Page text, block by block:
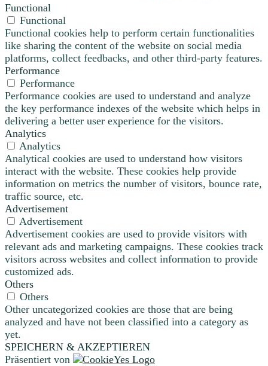
Functional
Functional
Functional cookies help to perform certain functionalities
like sharing the content of the website on social media
platforms, collect feedbacks, and other third-party features.
Performance
Performance
Performance cookies are used to understand and analyze
the key performance indexes of the website which helps in
delivering a better user experience for the visitors.
Analytics
Analytics
Analytical cookies are used to understand how visitors
interact with the website. These cookies help provide
information on metrics the number of visitors, bounce rate,
traffic source, etc.
Advertisement
Advertisement
Advertisement cookies are used to provide visitors with
relevant ads and marketing campaigns. These cookies track
visitors across websites and collect information to provide
customized ads.
Others
Others
Other uncategorized cookies are those that are being
analyzed and have not been classified into a category as
yet.
SPEICHERN & AKZEPTIEREN
Präsentiert von